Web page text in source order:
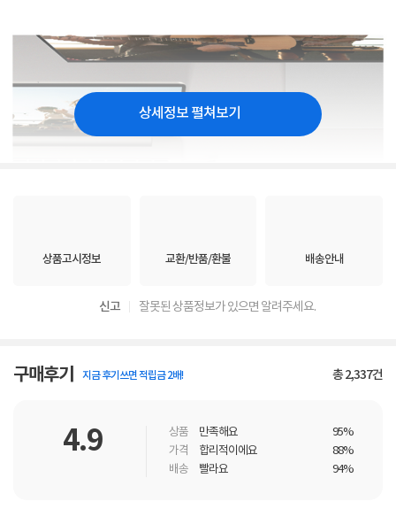
상세정보 펼쳐보기
상품고시정보 교환/반품/환불 배송안내
신고 잘못된 상품정보가 있으면 알려주세요.
구매후기 지금 후기쓰면 적립금 2배! 총2,337건
4.9 상품 만족해요
95%
가격
합리적이에요
88%
배송
빨라요 94%